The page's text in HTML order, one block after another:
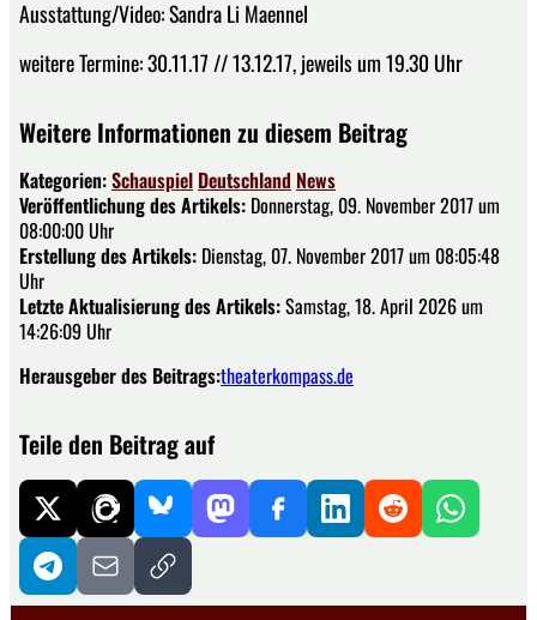
Ausstattung/Video: Sandra Li Maennel
weitere Termine: 30.11.17 // 13.12.17, jeweils um 19.30 Uhr
Weitere Informationen zu diesem Beitrag
Kategorien:Schauspiel Deutschland News
Veröffentlichung des Artikels: Donnerstag, 09. November 2017 um
08:00:00 Uhr
Erstellung des Artikels: Dienstag, 07. November 2017 um 08:05:48
Uhr
Letzte Aktualisierung des Artikels:Samstag, 18. April 2026 um
14:26:09 Uhr
Herausgeber des Beitrags:theaterkompass.de
Teile den Beitrag auf